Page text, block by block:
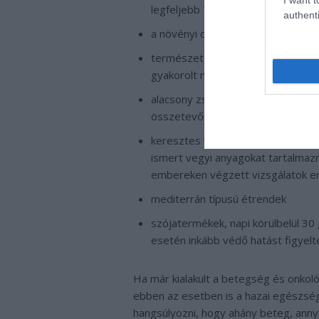
legfeljebb 7%
a növényi olajok és halolajok
természetes forrásból bevitt
gyakorolt negatív hatását képes
alacsony zsírtartalmú tej és
összetevőiknek köszönhetően
keresztes virágúak (például
ismert vegyi anyagokat
embereken végzett vizsgálatok
mediterrán típusú étrendek
szójatermékek, napi körülbelül
esetén inkább védő hatást
Ha már kialakult a betegség és
ebben az esetben is a hazai
hangsúlyozni, hogy ahány beteg,